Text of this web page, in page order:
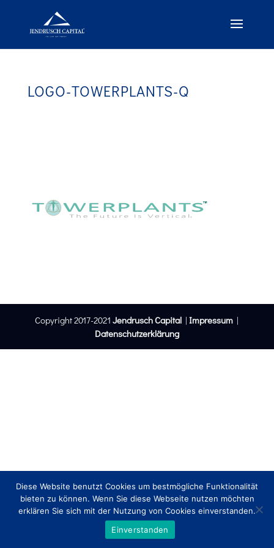
LOGO-TOWERPLANTS-Q
Copyright 2017-2021 Jendrusch Capital |Impressum |
Datenschutzerklärung
Diese Website benutzt Cookies um bestmögliche Funktionalität
bieten zu können. Wenn Sie diese Webseite nutzen möchten
erklären Sie sich mit der Nutzung von Cookies einverstanden.
Einverstanden